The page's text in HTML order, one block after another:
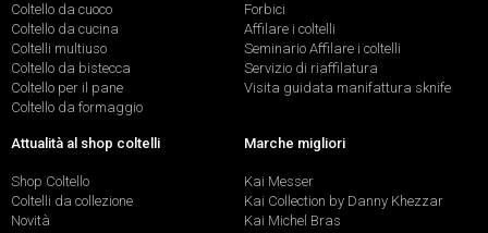
Coltello da cuoco
Coltello da cucina
Coltelli multiuso
Coltello da bistecca
Coltello per il pane
Coltello da formaggio
Forbici
Affilare i coltelli
Seminario Affilare i coltelli
Servizio di riaffilatura
Visita guidata manifattura sknife
Attualità al shop coltelli
Shop Coltello
Coltelli da collezione
Novità
Marche migliori
Kai Messer
Kai Collection by Danny Khezzar
Kai Michel Bras